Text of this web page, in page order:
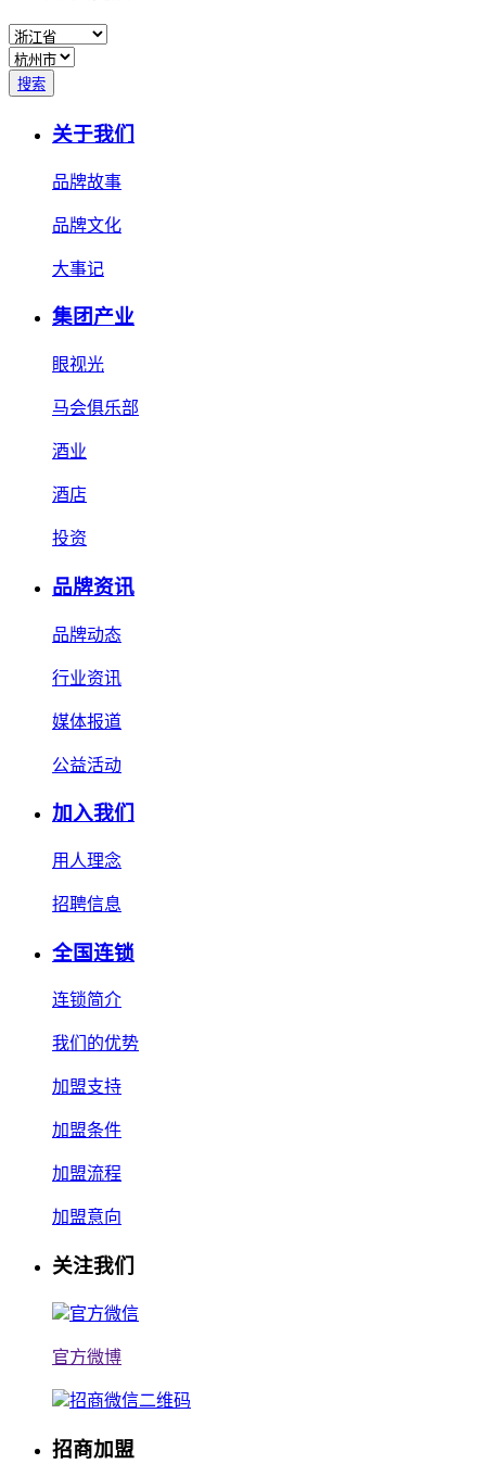
搜索
关于我们
品牌故事
品牌文化
大事记
集团产业
眼视光
马会俱乐部
酒业
酒店
投资
品牌资讯
品牌动态
行业资讯
媒体报道
公益活动
加入我们
用人理念
招聘信息
全国连锁
连锁简介
我们的优势
加盟支持
加盟条件
加盟流程
加盟意向
关注我们
官方微信
官方微博
招商微信二维码
招商加盟